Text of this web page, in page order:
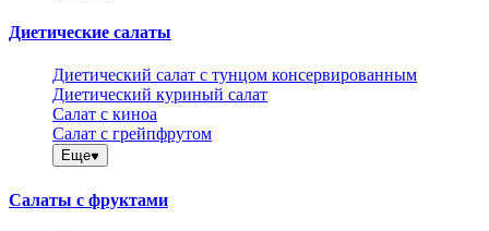
Диетические салаты
Диетический салат с тунцом консервированным
Диетический куриный салат
Салат с киноа
Салат с грейпфрутом
Еще
Салаты с фруктами